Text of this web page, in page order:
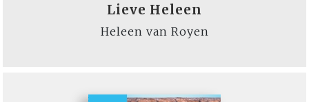
Lieve Heleen
Heleen van Royen